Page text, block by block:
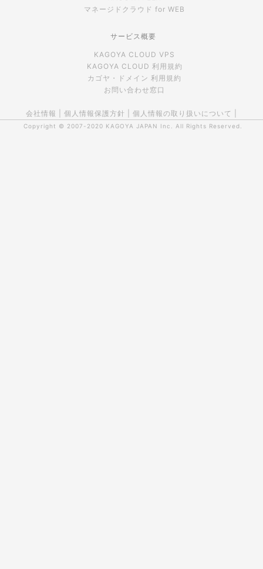
マネージドクラウド for WEB
サービス概要
KAGOYA CLOUD VPS
KAGOYA CLOUD 利用規約
カゴヤ・ドメイン 利用規約
お問い合わせ窓口
会社情報 個人情報保護方針 個人情報の取り扱いについて
Copyright © 2007-2020 KAGOYA JAPAN Inc. All Rights Reserved.